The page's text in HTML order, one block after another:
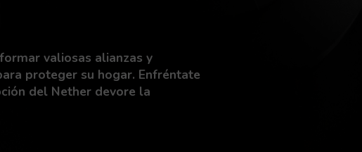
valiosas alianzas y
proteger su hogar. Enfréntate
del Nether devore la